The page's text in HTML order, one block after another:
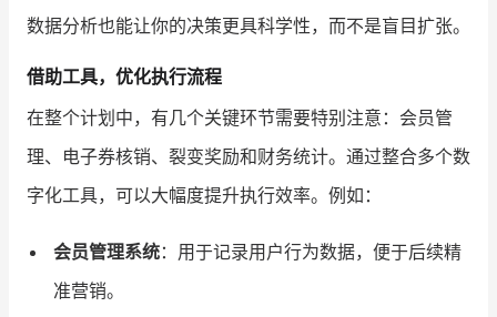
数据分析也能让你的决策更具科学性，而不是盲目扩张。
借助工具，优化执行流程
在整个计划中，有几个关键环节需要特别注意：会员管
理、电子券核销、裂变奖励和财务统计。通过整合多个数
字化工具，可以大幅度提升执行效率。例如：
会员管理系统：用于记录用户行为数据，便于后续精
准营销。